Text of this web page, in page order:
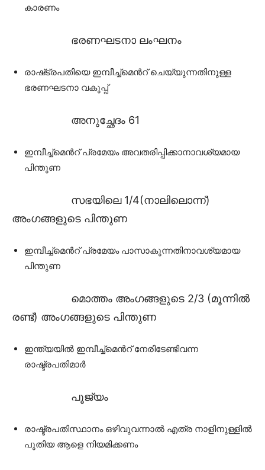
കാരണം
ഭരണഘടനാ ലംഘനം
രാഷ്‌ട്രപതിയെ ഇമ്പീച്ച്മെൻറ് ചെയ്യുന്നതിനുള്ള
ഭരണഘടനാ വകുപ്പ്
അനുച്ഛേദം 61
ഇമ്പീച്ച്മെൻറ് പ്രമേയം അവതരിപ്പിക്കാനാവശ്യമായ
പിന്തുണ
സഭയിലെ 1/4(നാലിലൊന്ന്)
അംഗങ്ങളുടെ പിന്തുണ
ഇമ്പീച്ച്മെൻറ് പ്രമേയം പാസാകുന്നതിനാവശ്യമായ
പിന്തുണ
മൊത്തം അംഗങ്ങളുടെ 2/3 (മൂന്നിൽ
രണ്ട്) അംഗങ്ങളുടെ പിന്തുണ
ഇന്ത്യയിൽ ഇമ്പീച്ച്മെൻറ് നേരിടേണ്ടിവന്ന
രാഷ്ട്രപതിമാർ
പൂജ്യം
രാഷ്ട്രപതിസ്ഥാനം ഒഴിവുവന്നാൽ എത്ര നാളിനുള്ളിൽ
പുതിയ ആളെ നിയമിക്കണം